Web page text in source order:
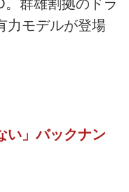
群雄割拠のドラ
力モデルが登場
い」バックナン